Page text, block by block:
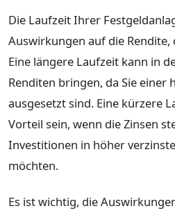
Die Laufzeit Ihrer
Auswirkungen auf die Rendite,
Eine längere Laufzeit kann in
Renditen bringen, da Sie einer
ausgesetzt sind. Eine kürzere
Vorteil sein, wenn die Zinsen
Investitionen in höher
möchten.
Es ist wichtig, die